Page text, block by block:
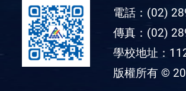
電話：(02)
傳真：(02)
學校地址：
版權所有 ©